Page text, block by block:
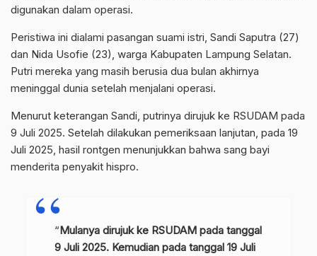
digunakan dalam operasi.
Peristiwa ini dialami pasangan suami istri, Sandi Saputra (27)
dan Nida Usofie (23), warga Kabupaten Lampung Selatan.
Putri mereka yang masih berusia dua bulan akhirnya
meninggal dunia setelah menjalani operasi.
Menurut keterangan Sandi, putrinya dirujuk ke RSUDAM pada
9 Juli 2025. Setelah dilakukan pemeriksaan lanjutan, pada 19
Juli 2025, hasil rontgen menunjukkan bahwa sang bayi
menderita penyakit hispro.
“Mulanya dirujuk ke RSUDAM pada tanggal
9 Juli 2025. Kemudian pada tanggal 19 Juli